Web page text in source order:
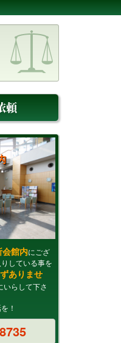
頼
館内にござ
している事を
ありませ
いらして下さ
！